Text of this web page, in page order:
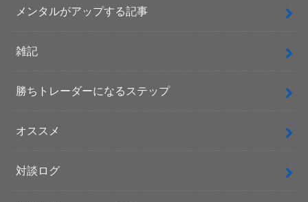
メンタルがアップする記事
雑記
勝ちトレーダーになるステップ
オススメ
対談ログ